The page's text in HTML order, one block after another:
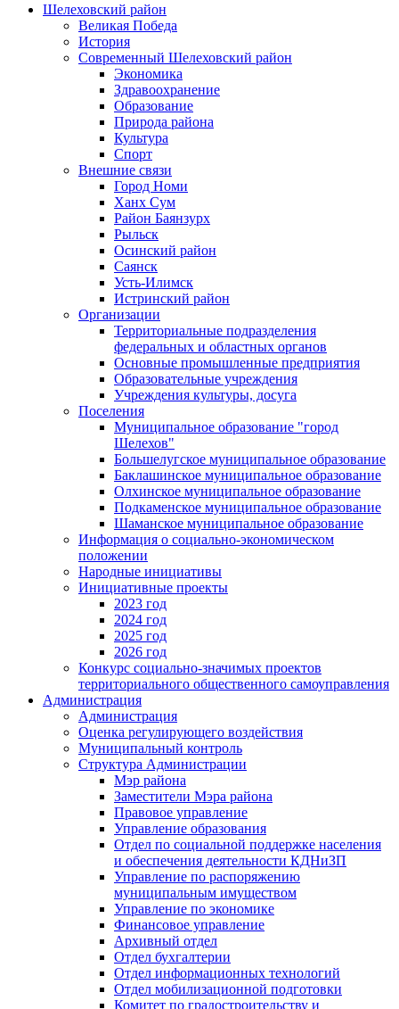
Шелеховский район
Великая Победа
История
Современный Шелеховский район
Экономика
Здравоохранение
Образование
Природа района
Культура
Спорт
Внешние связи
Город Номи
Ханх Сум
Район Баянзурх
Рыльск
Осинский район
Саянск
Усть-Илимск
Истринский район
Организации
Территориальные подразделения
федеральных и областных органов
Основные промышленные предприятия
Образовательные учреждения
Учреждения культуры, досуга
Поселения
Муниципальное образование "город
Шелехов"
Большелугское муниципальное образование
Баклашинское муниципальное образование
Олхинское муниципальное образование
Подкаменское муниципальное образование
Шаманское муниципальное образование
Информация о социально-экономическом
положении
Народные инициативы
Инициативные проекты
2023 год
2024 год
2025 год
2026 год
Конкурс социально-значимых проектов
территориального общественного самоуправления
Администрация
Администрация
Оценка регулирующего воздействия
Муниципальный контроль
Структура Администрации
Мэр района
Заместители Мэра района
Правовое управление
Управление образования
Отдел по социальной поддержке населения
и обеспечения деятельности КДНиЗП
Управление по распоряжению
муниципальным имуществом
Управление по экономике
Финансовое управление
Архивный отдел
Отдел бухгалтерии
Отдел информационных технологий
Отдел мобилизационной подготовки
Комитет по градостроительству и